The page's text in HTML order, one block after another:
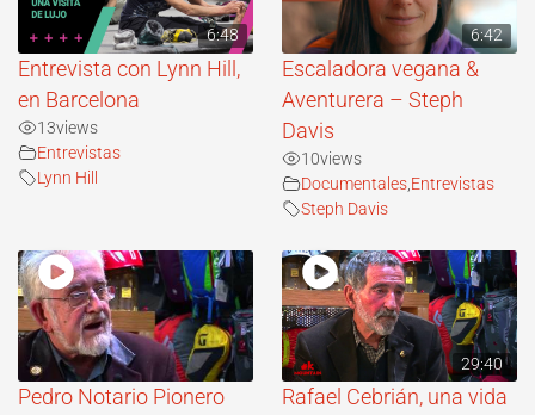
6:48
Entrevista con Lynn Hill,
en Barcelona
13views
Entrevistas
Lynn Hill
6:42
Escaladora vegana &
Aventurera – Steph
Davis
10views
Documentales,Entrevistas
Steph Davis
Pedro Notario Pionero
29:40
Rafael Cebrián, una vida